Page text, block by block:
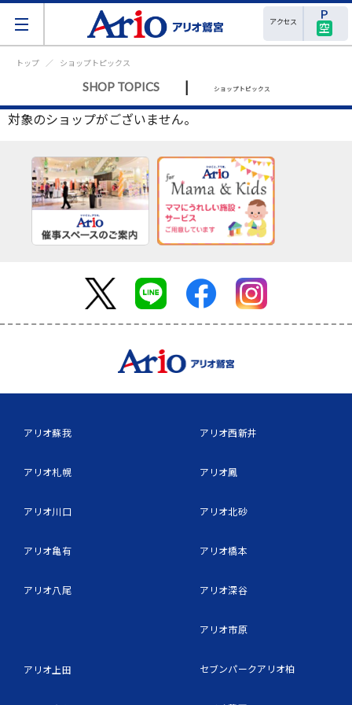
アクセス 空
トップ ショップトピックス
SHOP TOPICS | ショップトピックス
対象のショップがございません。
アリオ蘇我
アリオ札幌
アリオ川口
アリオ亀有
アリオ八尾
アリオ上田
アリオ西新井
アリオ鳳
アリオ北砂
アリオ橋本
アリオ深谷
アリオ市原
セブンパークアリオ柏